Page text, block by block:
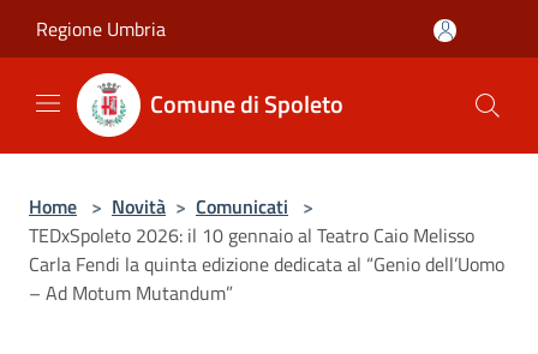
Regione Umbria
Comune di Spoleto
Home > Novità > Comunicati >
TEDxSpoleto 2026: il 10 gennaio al Teatro Caio Melisso
Carla Fendi la quinta edizione dedicata al “Genio dell’Uomo
– Ad Motum Mutandum”